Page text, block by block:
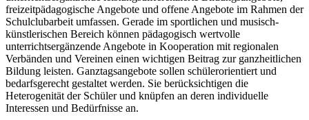
freizeitpädagogische Angebote und offene Angebote im Rahmen der
Schulclubarbeit umfassen. Gerade im sportlichen und musisch-
künstlerischen Bereich können pädagogisch wertvolle
unterrichtsergänzende Angebote in Kooperation mit regionalen
Verbänden und Vereinen einen wichtigen Beitrag zur ganzheitlichen
Bildung leisten. Ganztagsangebote sollen schülerorientiert und
bedarfsgerecht gestaltet werden. Sie berücksichtigen die
Heterogenität der Schüler und knüpfen an deren individuelle
Interessen und Bedürfnisse an.